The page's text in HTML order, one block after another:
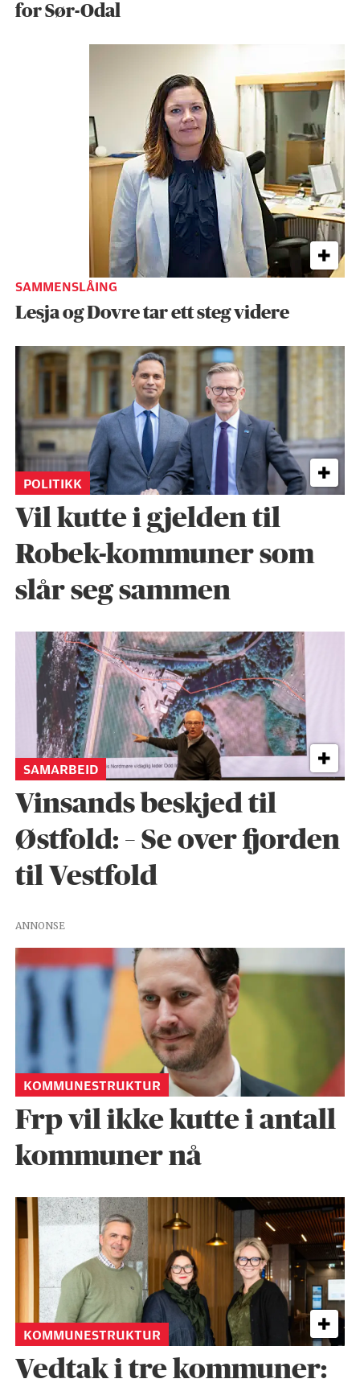
for Sør-Odal
SAMMENSLÅING
Lesja og Dovre tar ett steg videre
POLITIKK
Vil kutte i gjelden til
Robek-kommuner som
slår seg sammen
SAMARBEID
Vinsands beskjed til
Østfold: – Se over fjorden
til Vestfold
ANNONSE
KOMMUNESTRUKTUR
Frp vil ikke kutte i antall
kommuner nå
KOMMUNESTRUKTUR
Vedtak i tre kommuner: